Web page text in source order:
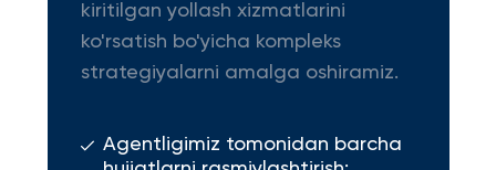
kiritilgan yollash xizmatlarini
ko'rsatish bo'yicha kompleks
strategiyalarni amalga oshiramiz.
Agentligimiz tomonidan barcha